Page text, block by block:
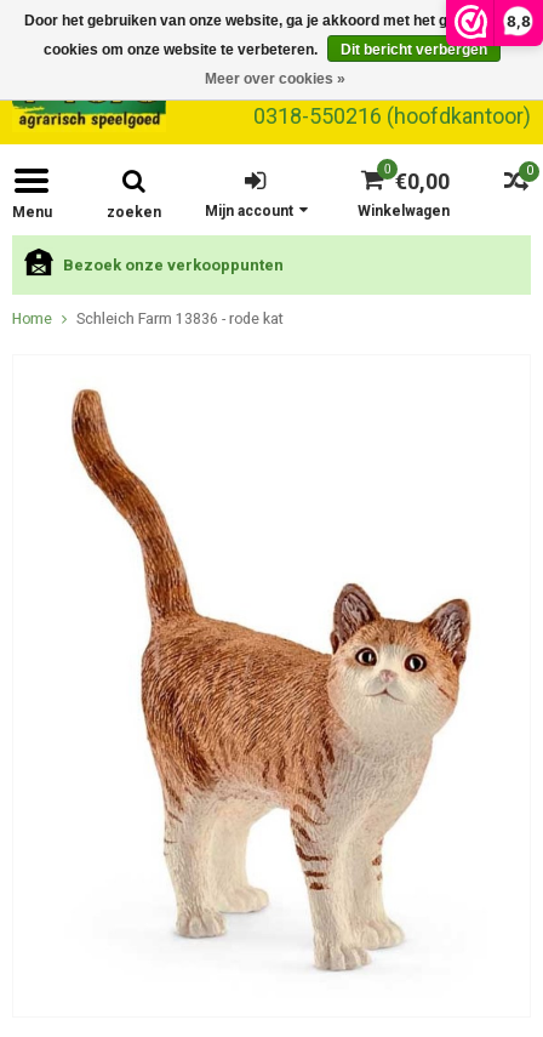
8,8
0318-550216 (hoofdkantoor)
Menu zoeken
0
0 €0,00
Winkelwagen
Mijn account
Bezoek onze verkooppunten
Home Schleich Farm 13836 - rode kat
Door het gebruiken van onze website, ga je akkoord met het gebruik van
cookies om onze website te verbeteren.
Dit bericht verbergen
Meer over cookies »